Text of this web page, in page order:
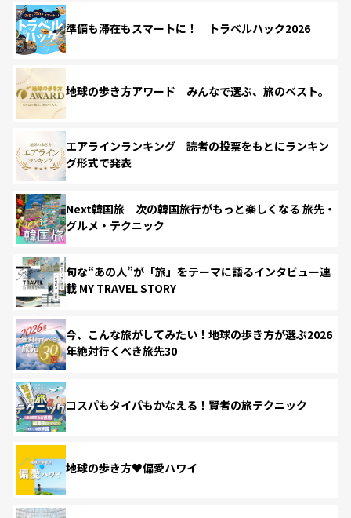
準備も滞在もスマートに！ トラベルハック2026
地球の歩き方アワード みんなで選ぶ、旅のベスト。
エアラインランキング 読者の投票をもとにランキン
グ形式で発表
Next韓国旅 次の韓国旅行がもっと楽しくなる 旅先・
グルメ・テクニック
旬な“あの人”が「旅」をテーマに語るインタビュー連
載 MY TRAVEL STORY
今、こんな旅がしてみたい！地球の歩き方が選ぶ2026
年絶対行くべき旅先30
コスパもタイパもかなえる！賢者の旅テクニック
地球の歩き方♥偏愛ハワイ